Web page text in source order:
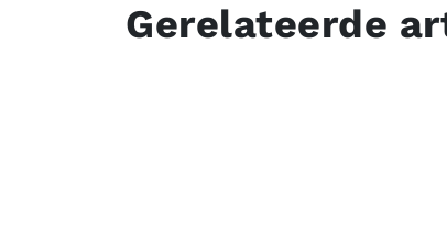
Gerelateerde